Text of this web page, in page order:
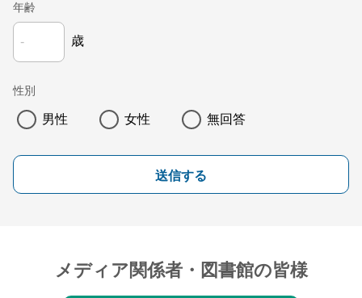
年齢
歳
性別
男性 女性 無回答
送信する
メディア関係者・図書館の皆様